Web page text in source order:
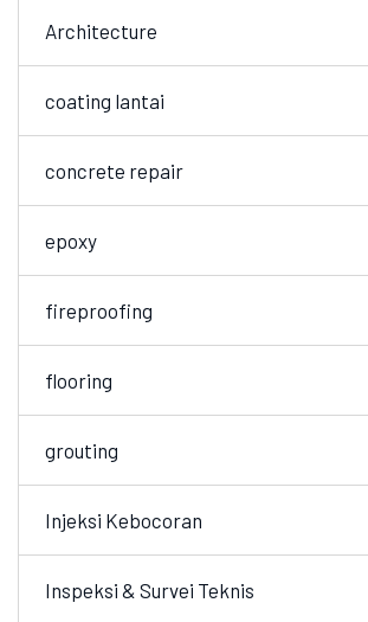
Architecture
coating lantai
concrete repair
epoxy
fireproofing
flooring
grouting
Injeksi Kebocoran
Inspeksi & Survei Teknis